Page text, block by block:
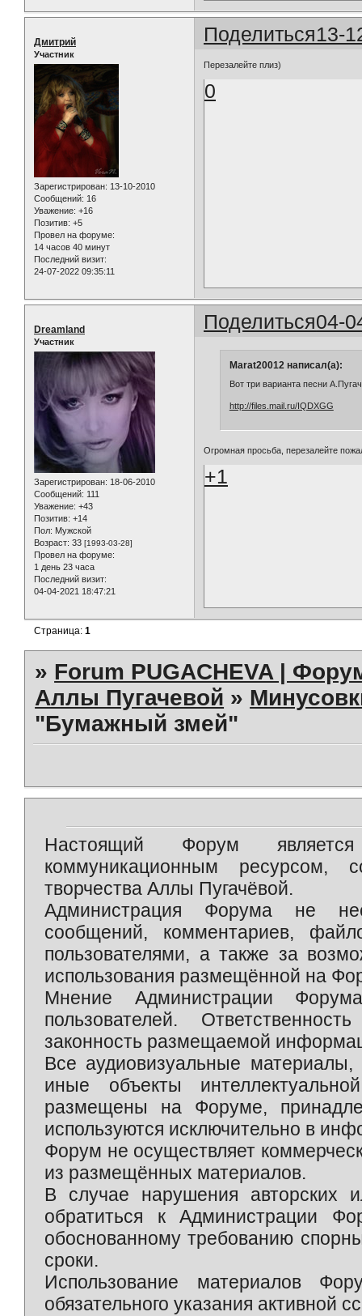
Поделиться13-
Дмитрий
Участник
Зарегистрирован: 13-10-2010
Сообщений: 16
Уважение: +16
Позитив: +5
Провел на форуме:
14 часов 40 минут
Последний визит:
24-07-2022 09:35:11
Перезалейте плиз)
0
Поделиться04-
Dreamland
Участник
Зарегистрирован: 18-06-2010
Сообщений: 111
Уважение: +43
Позитив: +14
Пол: Мужской
Возраст: 33 [1993-03-28]
Провел на форуме:
1 день 23 часа
Последний визит:
04-04-2021 18:47:21
Marat20012 написал(а):
Вот три варианта песни
http://files.mail.ru/IQDXGG
Огромная просьба, перезалейте
+1
Страница:1
» Forum PUGACHEVA |
Аллы Пугачевой »
"Бумажный змей"
Настоящий Форум является
коммуникационным ресурсом,
творчества Аллы Пугачёвой.
Администрация Форума не
сообщений, комментариев,
пользователями, а также за
использования размещённой на
Мнение Администрации
пользователей.
законность размещаемой
Все аудиовизуальные
иные объекты
размещены на Форуме,
используются исключительно в
Форум не осуществляет
из размещённых материалов.
В случае нарушения авторских
обратиться к Администрации
обоснованному требованию
сроки.
Использование материалов
обязательного указания активной